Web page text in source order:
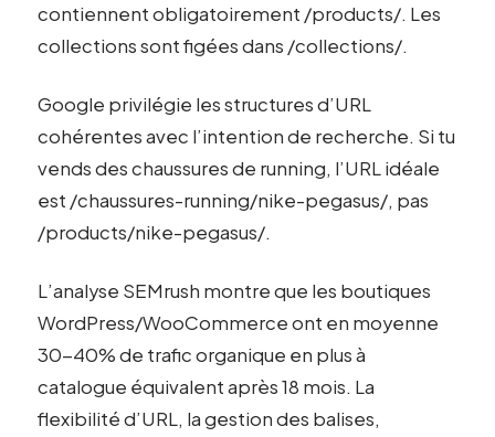
contiennent obligatoirement /products/. Les
collections sont figées dans /collections/.
Google privilégie les structures d’URL
cohérentes avec l’intention de recherche. Si tu
vends des chaussures de running, l’URL idéale
est /chaussures-running/nike-pegasus/, pas
/products/nike-pegasus/.
L’analyse SEMrush montre que les boutiques
WordPress/WooCommerce ont en moyenne
30-40% de trafic organique en plus à
catalogue équivalent après 18 mois. La
flexibilité d’URL, la gestion des balises,